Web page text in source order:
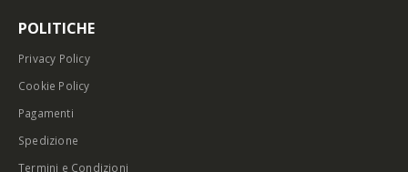
POLITICHE
Privacy Policy
Cookie Policy
Pagamenti
Spedizione
Termini e Condizioni